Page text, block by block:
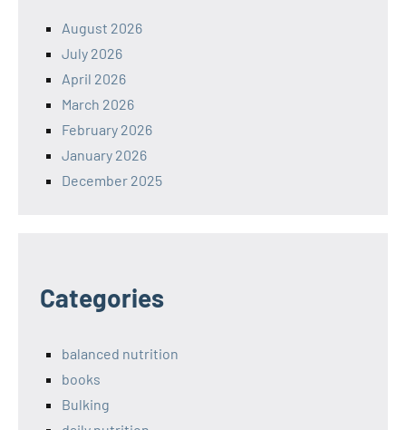
August 2026
July 2026
April 2026
March 2026
February 2026
January 2026
December 2025
Categories
balanced nutrition
books
Bulking